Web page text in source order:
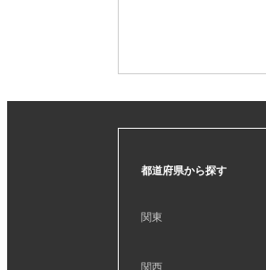
都道府県から探す
関東